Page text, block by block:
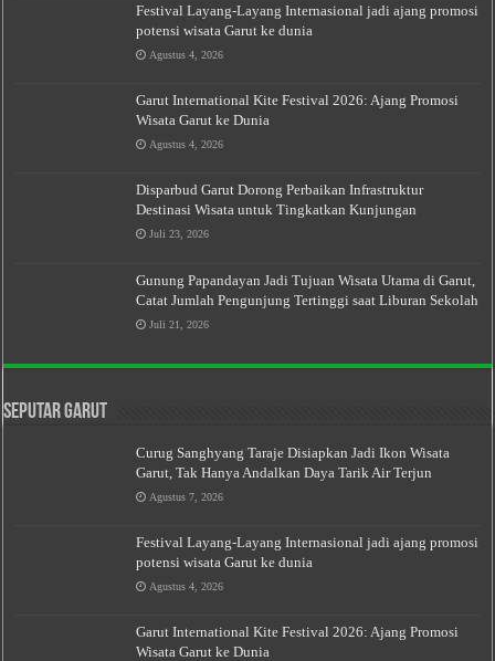
Festival Layang-Layang Internasional jadi ajang promosi
potensi wisata Garut ke dunia
Agustus 4, 2026
Garut International Kite Festival 2026: Ajang Promosi
Wisata Garut ke Dunia
Agustus 4, 2026
Disparbud Garut Dorong Perbaikan Infrastruktur
Destinasi Wisata untuk Tingkatkan Kunjungan
Juli 23, 2026
Gunung Papandayan Jadi Tujuan Wisata Utama di Garut,
Catat Jumlah Pengunjung Tertinggi saat Liburan Sekolah
Juli 21, 2026
Seputar Garut
Curug Sanghyang Taraje Disiapkan Jadi Ikon Wisata
Garut, Tak Hanya Andalkan Daya Tarik Air Terjun
Agustus 7, 2026
Festival Layang-Layang Internasional jadi ajang promosi
potensi wisata Garut ke dunia
Agustus 4, 2026
Garut International Kite Festival 2026: Ajang Promosi
Wisata Garut ke Dunia